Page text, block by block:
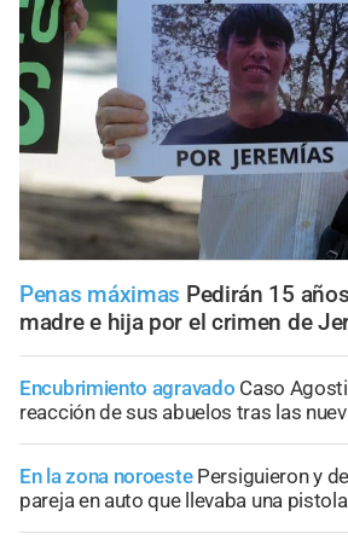
Penas máximas Pedirán 15
madre e hija por el crimen de
Encubrimiento agravado Caso
reacción de sus abuelos tras las
En la zona noroeste Persiguieron y
pareja en auto que llevaba una